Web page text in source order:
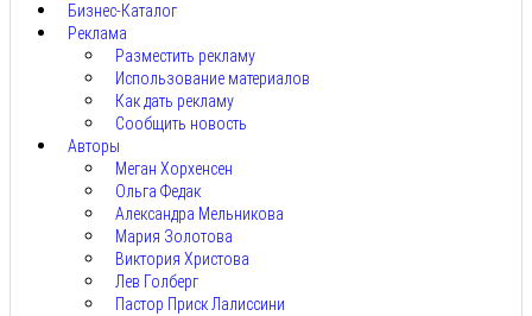
Бизнес-Каталог
Реклама
Разместить рекламу
Использование материалов
Как дать рекламу
Сообщить новость
Авторы
Меган Хорхенсен
Ольга Федак
Александра Мельникова
Мария Золотова
Виктория Христова
Лев Голберг
Пастор Приск Лалиссини